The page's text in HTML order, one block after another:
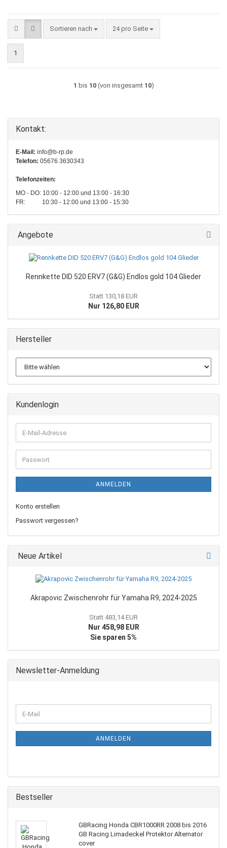
Sortieren nach
Sortieren nach 24 pro Seite
pro Seite
1
1 bis 10(von insgesamt 10)
Kontakt:
E-Mail: info@b-rp.de
Telefon: 05676 3630343
Telefonzeiten:
MO - DO: 10:00 - 12:00 und 13:00 - 16:30
FR: 10:30 - 12:00 und 13:00 - 15:30
Angebote
Rennkette DID 520 ERV7 (G&G) Endlos gold 104 Glieder
Statt 130,18 EUR
Nur 126,80 EUR
Hersteller
Kundenlogin
E-
Mail-
Adresse
Passwort
ANMELDEN
Konto erstellen
Passwort vergessen?
Neue Artikel
Akrapovic Zwischenrohr für Yamaha R9, 2024-2025
Statt 483,14 EUR
Nur 458,98 EUR
Sie sparen 5%
Newsletter-Anmeldung
ZUR
E-
Mail
ANMELDEN
Bestseller
GBRacing Honda CBR1000RR 2008 bis 2016
GB Racing Limadeckel Protektor Alternator
cover